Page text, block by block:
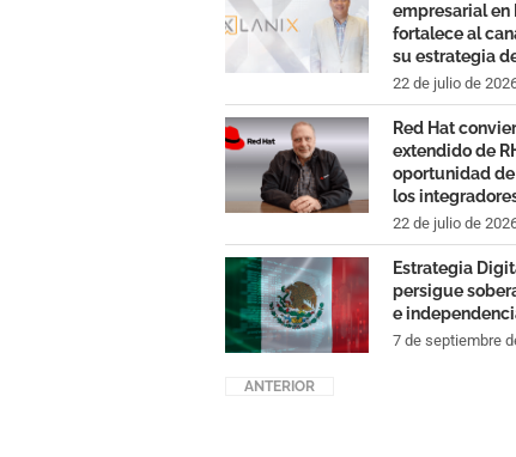
empresarial en
fortalece al
su estrategia
22 de julio de
Red Hat
extendido de
oportunidad
los
22 de julio de
Estrategia
persigue
e
7 de septiembre
ANTERIOR